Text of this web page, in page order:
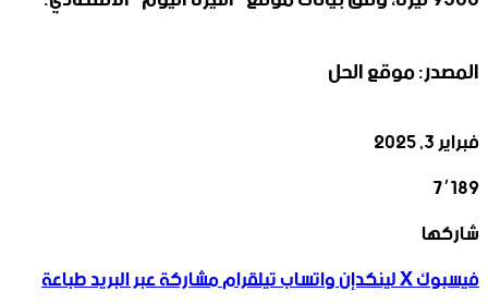
المصدر: موقع الحل
فبراير 3, 2025
7٬189
فيسبوك
‫X
لينكدإن
واتساب
تيلقرام
شاركها
فيسبوك‫Xلينكدإنواتسابتيلقراممشاركة عبر البريدطباعة